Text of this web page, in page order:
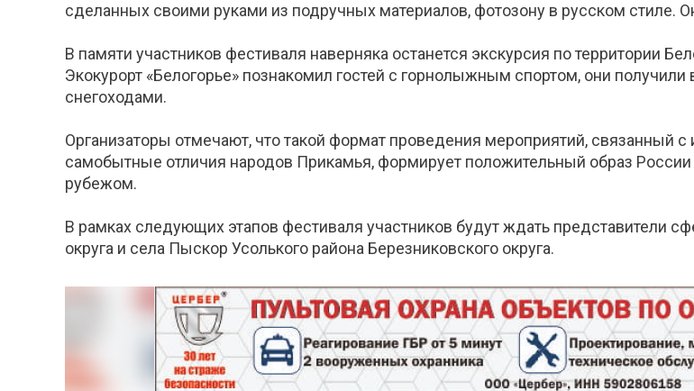
сделанных своими руками из подручных материалов, фотозону в русском стиле.
В памяти участников фестиваля наверняка останется экскурсия по территории
Экокурорт «Белогорье» познакомил гостей с горнолыжным спортом, они
снегоходами.
Организаторы отмечают, что такой формат проведения мероприятий, связанный с
самобытные отличия народов Прикамья, формирует положительный образ России
рубежом.
В рамках следующих этапов фестиваля участников будут ждать представители
округа и села Пыскор Усолького района Березниковского округа.